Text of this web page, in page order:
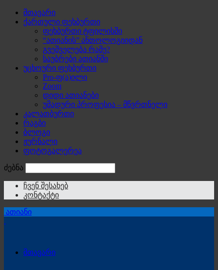
მთავარი
ქართული ფეხბურთი
ფეხბურთი ტფილისში
“ათიანის” ანთოლოგიიდან
გვეშველება რამე?
საუბრები ათიანში
უცხოური ფეხბურთი
Pro-ფ(ა)ილი
Zoom
დიდი ათიანები
უმადური პროფესია – მწვრთნელი
კალათბურთი
რაგბი
ბლოგი
ჟურნალი
ფოტოგალერეა
ძებნა
ჩვენ შესახებ
კონტაქტი
ათიანი
მთავარი